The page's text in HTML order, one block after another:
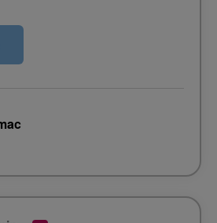
suda i predsjednik
medijaciju Srđan Šimac
kojim će pokušati pomoći
i koristiti svoje znanje s
okončanja sudskog
su neizbježni. Sastavni dio
je problematika
konflikata i sporova,